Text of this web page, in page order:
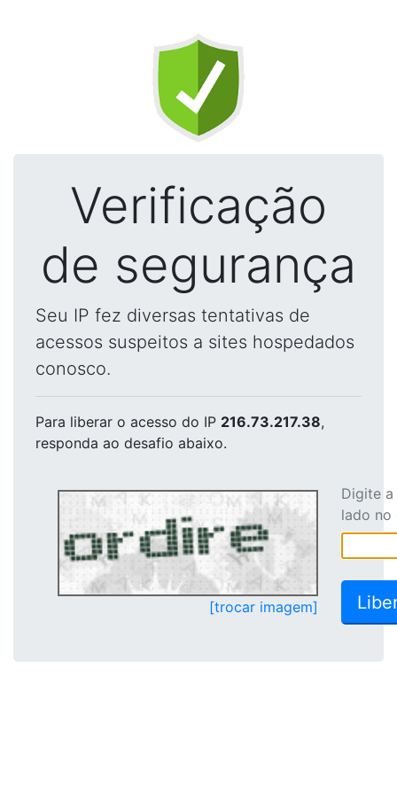
Verificação
de segurança
Seu IP fez diversas tentativas de
acessos suspeitos a sites hospedados
conosco.
Para liberar o acesso do IP 216.73.217.38,
responda ao desafio abaixo.
[trocar imagem]
Digite
lado no